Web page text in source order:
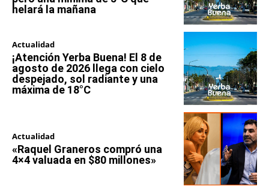
helará la mañana
Actualidad
¡Atención Yerba Buena! El 8 de
agosto de 2026 llega con cielo
despejado, sol radiante y una
máxima de 18°C
Actualidad
«Raquel Graneros compró una
4×4 valuada en $80 millones»